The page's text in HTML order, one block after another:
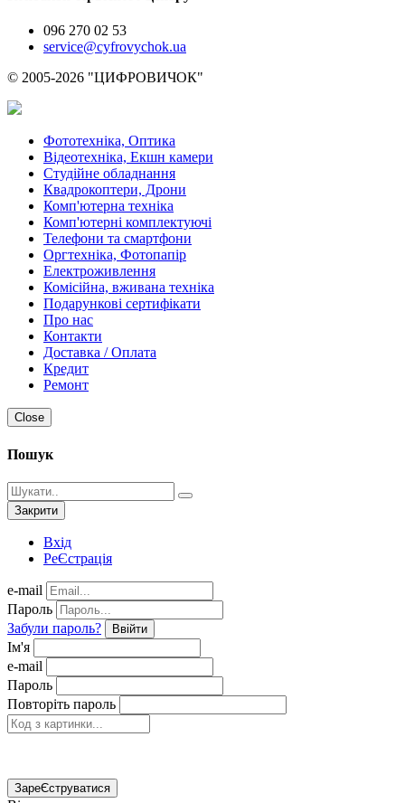
096 270 02 53
service@cyfrovychok.ua
© 2005-2026 "ЦИФРОВИЧОК"
Фототехніка, Оптика
Відеотехніка, Екшн камери
Студійне обладнання
Квадрокоптери, Дрони
Комп'ютерна техніка
Комп'ютерні комплектуючі
Телефони та смартфони
Оргтехніка, Фотопапір
Електроживлення
Комісійна, вживана техніка
Подарункові сертифікати
Про нас
Контакти
Доставка / Оплата
Кредит
Ремонт
Close
Пошук
Закрити
Вхід
РеЄстрація
e-mail
Пароль
Забули пароль?
Ввійти
Ім'я
e-mail
Пароль
Повторіть пароль
ЗареЄструватися